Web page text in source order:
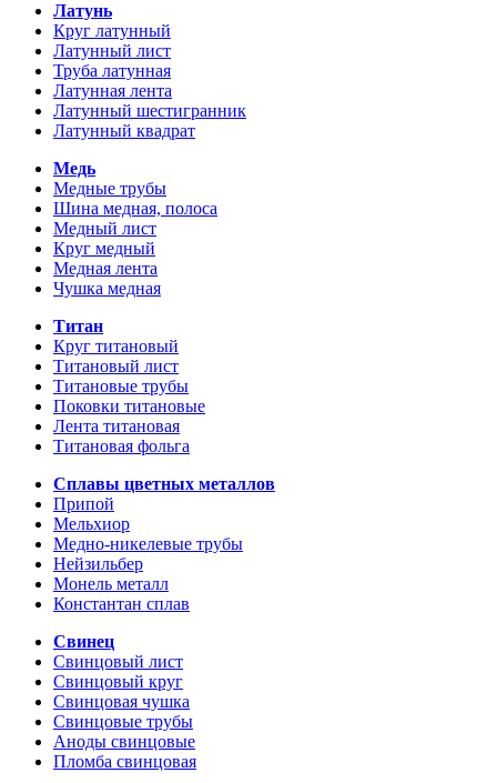
Латунь
Круг латунный
Латунный лист
Труба латунная
Латунная лента
Латунный шестигранник
Латунный квадрат
Медь
Медные трубы
Шина медная, полоса
Медный лист
Круг медный
Медная лента
Чушка медная
Титан
Круг титановый
Титановый лист
Титановые трубы
Поковки титановые
Лента титановая
Титановая фольга
Сплавы цветных металлов
Припой
Мельхиор
Медно-никелевые трубы
Нейзильбер
Монель металл
Константан сплав
Свинец
Свинцовый лист
Свинцовый круг
Свинцовая чушка
Свинцовые трубы
Аноды свинцовые
Пломба свинцовая